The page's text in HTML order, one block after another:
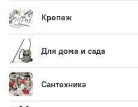
Крепеж
Для дома и сада
Сантехника